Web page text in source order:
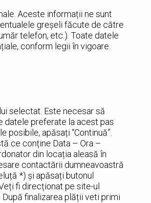
Aceste informații ne sunt
greșeli făcute de către
telefon, etc.). Toate datele
conform legii în vigoare.
selectat. Este necesar să
datele preferate la acest pas
posibile, apăsați “Continuă”.
ce conține Data – Ora –
din locația aleasă în
contactării dumneavoastră
*) și apăsați butonul
fi direcționat pe site-ul
finalizarea plății veti primi